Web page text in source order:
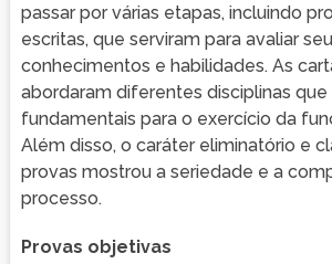
passar por várias etapas, incluindo
escritas, que serviram para avaliar
conhecimentos e habilidades. As
abordaram diferentes disciplinas que
fundamentais para o exercício da
Além disso, o caráter eliminatório e
provas mostrou a seriedade e a
processo.
Provas objetivas